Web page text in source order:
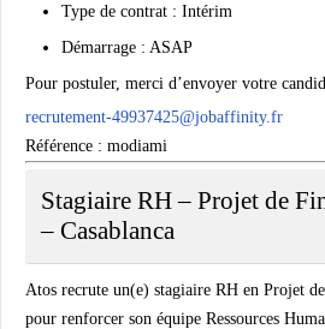
Type de contrat : Intérim
Démarrage : ASAP
Pour postuler, merci d’envoyer votre
recrutement-49937425@jobaffinity.fr
Référence : modiami
Stagiaire RH – Projet de
– Casablanca
Atos recrute un(e) stagiaire RH en Projet
pour renforcer son équipe Ressources